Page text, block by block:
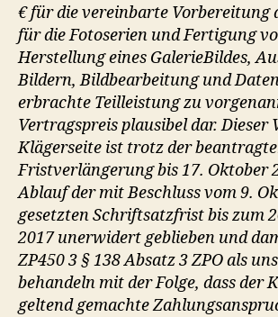
€ für die vereinbarte Vorbereitung
für die Fotoserien und Fertigung
Herstellung eines GalerieBildes,
Bildern, Bildbearbeitung und
erbrachte Teilleistung zu
Vertragspreis plausibel dar. Dieser
Klägerseite ist trotz der
Fristverlängerung bis 17. Oktober
Ablauf der mit Beschluss vom 9.
gesetzten Schriftsatzfrist bis zum
2017 unerwidert geblieben und
ZP450 3 § 138 Absatz 3 ZPO als
behandeln mit der Folge, dass der
geltend gemachte